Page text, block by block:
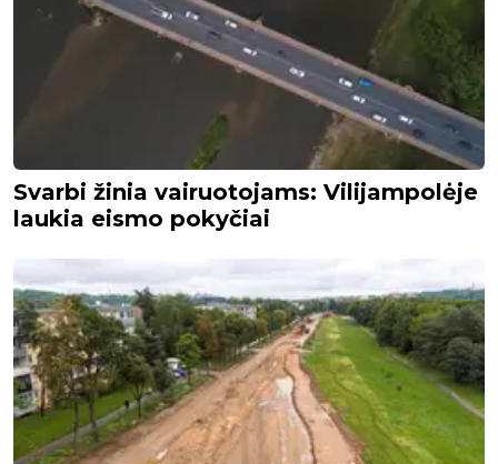
Svarbi žinia vairuotojams: Vilijampolėje
laukia eismo pokyčiai